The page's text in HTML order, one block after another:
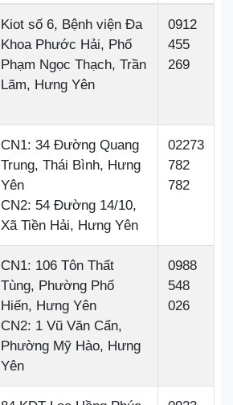
Kiot số 6, Bệnh viện Đa
Khoa Phước Hải, Phố
Phạm Ngọc Thạch, Trần
Lãm, Hưng Yên
0912
455
269
CN1: 34 Đường Quang
Trung, Thái Bình, Hưng
Yên
CN2: 54 Đường 14/10,
Xã Tiền Hải, Hưng Yên
02273
782
782
CN1: 106 Tôn Thất
Tùng, Phường Phố
Hiến, Hưng Yên
CN2: 1 Vũ Văn Cẩn,
Phường Mỹ Hào, Hưng
Yên
0988
548
026